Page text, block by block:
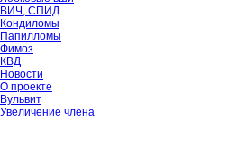
ВИЧ, СПИД
Кондиломы
Папилломы
Фимоз
КВД
Новости
О проекте
Вульвит
Увеличение члена